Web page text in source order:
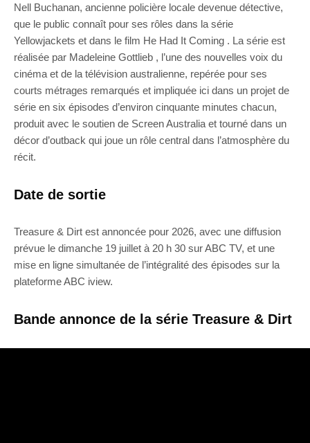
Nell Buchanan, ancienne policière locale devenue détective,
que le public connaît pour ses rôles dans la série
Yellowjackets et dans le film He Had It Coming . La série est
réalisée par Madeleine Gottlieb , l’une des nouvelles voix du
cinéma et de la télévision australienne, repérée pour ses
courts métrages remarqués et impliquée ici dans un projet de
série en six épisodes d’environ cinquante minutes chacun,
produit avec le soutien de Screen Australia et tourné dans un
décor d’outback qui joue un rôle central dans l’atmosphère du
récit.
Date de sortie
Treasure & Dirt est annoncée pour 2026, avec une diffusion
prévue le dimanche 19 juillet à 20 h 30 sur ABC TV, et une
mise en ligne simultanée de l’intégralité des épisodes sur la
plateforme ABC iview.
Bande annonce de la série Treasure & Dirt